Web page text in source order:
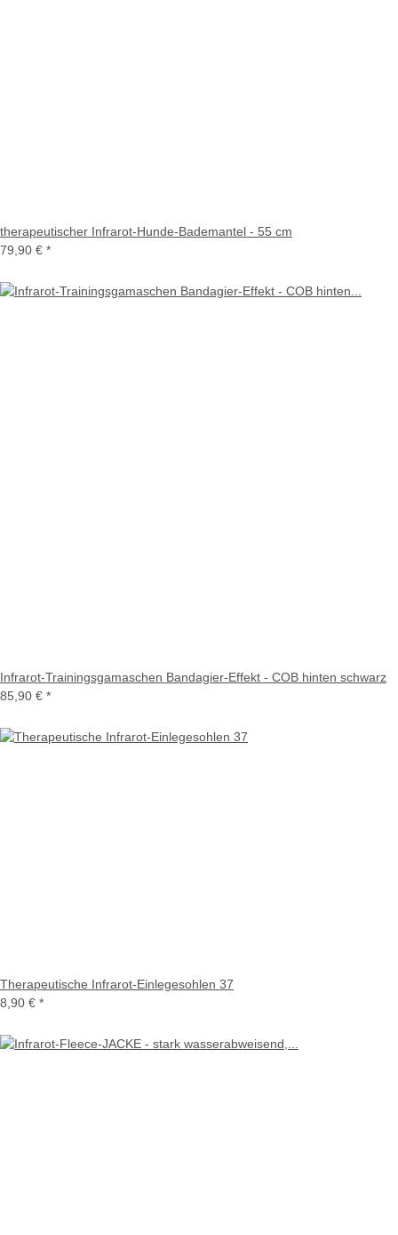
therapeutischer Infrarot-Hunde-Bademantel - 55 cm
79,90 € *
Infrarot-Trainingsgamaschen Bandagier-Effekt - COB hinten schwarz
85,90 € *
Therapeutische Infrarot-Einlegesohlen 37
8,90 € *